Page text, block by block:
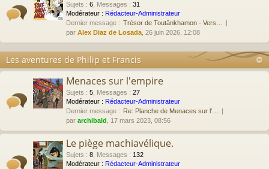
Sujets : 6 Messages : 31
Modérateur : Rédacteur-Administrateur
Dernier message : Trésor de Toutânkhamon - Vers…
par Alex Diaz de Losada , 26 juin 2026, 12:08
Les aventures de Philip et Francis
Menaces sur l'empire
Sujets : 5 Messages : 27
Modérateur : Rédacteur-Administrateur
Dernier message : Re: Planche de Menaces sur l'…
par archibald , 17 mars 2023, 08:56
Le piège machiavélique.
Sujets : 8 Messages : 132
Modérateur : Rédacteur-Administrateur